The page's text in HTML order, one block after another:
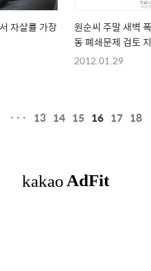
자살률 가장
원순씨 주말 새벽
동 폐쇄문제 검토
2012.01.29
페
··· 13 14 15 16 17 18